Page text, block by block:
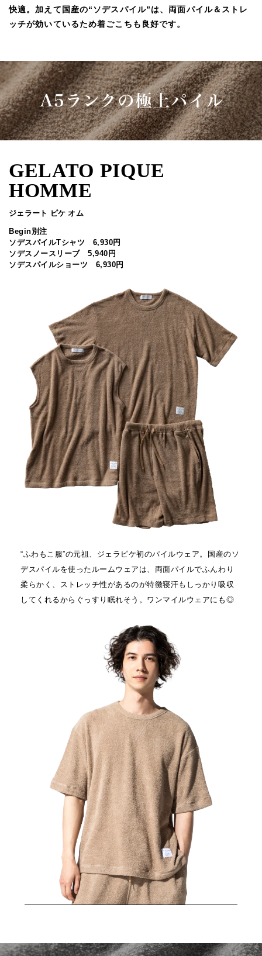
快適。加えて国産の“ソデスパイル”は、両面パイル＆ストレ
ッチが効いているため着ごこちも良好です。
GELATO PIQUE
HOMME
ジェラート ピケ オム
Begin別注
ソデスパイルTシャツ 6,930円
ソデスノースリーブ 5,940円
ソデスパイルショーツ 6,930円
“ふわもこ服”の元祖、ジェラピケ初のパイルウェア。国産のソ
デスパイルを使ったルームウェアは、両面パイルでふんわり
柔らかく、ストレッチ性があるのが特徴寝汗もしっかり吸収
してくれるからぐっすり眠れそう。ワンマイルウェアにも◎